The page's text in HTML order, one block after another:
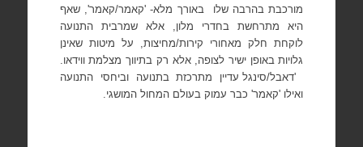
מורכבת בהרבה שלו
באורך מלא- 'קאמר/קאמר', שאף
היא מתרחשת בחדרי מלון, אלא שמרבית התנועה
לוקחת חלק מאחורי קירות/מחיצות, על מיטות שאינן
גלויות באופן ישיר לצופה, אלא רק בתיווך מצלמת ווידאו.
'דאבל/סינגל עדיין מתרכזת בתנועה וביחסי התנועה
ואילו 'קאמר' כבר עמוק בעולם המחול המושגי.